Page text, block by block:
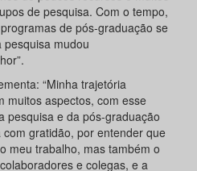
de pesquisa. Com o tempo,
de pós-graduação se
mudou
“Minha trajetória
muitos aspectos, com esse
pesquisa e da pós-graduação
gratidão, por entender que
meu trabalho, mas também o
e colegas, e a